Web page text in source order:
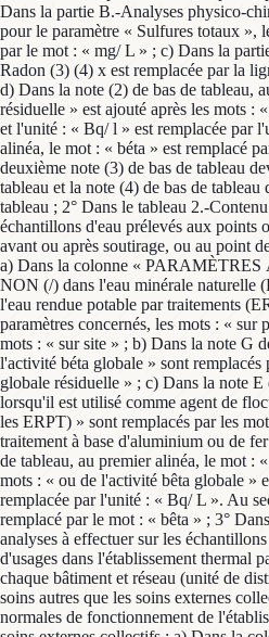
Dans la partie B.-Analyses physico-
pour le paramètre « Sulfures totaux »,
par le mot : « mg/ L » ; c) Dans la
Radon (3) (4) x est remplacée par la
d) Dans la note (2) de bas de tableau,
résiduelle » est ajouté après les mots :
et l'unité : « Bq/ l » est remplacée par
alinéa, le mot : « béta » est remplacé
deuxième note (3) de bas de tableau
tableau et la note (4) de bas de
tableau ; 2° Dans le tableau 2.-
échantillons d'eau prélevés aux points
avant ou après soutirage, ou au point
a) Dans la colonne «
NON (/) dans l'eau minérale naturelle
l'eau rendue potable par traitements
paramètres concernés, les mots : « sur
mots : « sur site » ; b) Dans la note G
l'activité béta globale » sont remplacés
globale résiduelle » ; c) Dans la note E
lorsqu'il est utilisé comme agent de
les ERPT) » sont remplacés par les
traitement à base d'aluminium ou de
de tableau, au premier alinéa, le mot :
mots : « ou de l'activité bêta globale »
remplacée par l'unité : « Bq/ L ». Au
remplacé par le mot : « bêta » ; 3°
analyses à effectuer sur les
d'usages dans l'établissement thermal
chaque bâtiment et réseau (unité de
soins autres que les soins externes
normales de fonctionnement de